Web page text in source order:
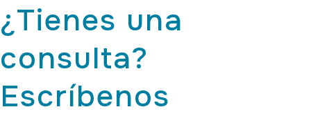
¿Tienes una
consulta?
Escríbenos